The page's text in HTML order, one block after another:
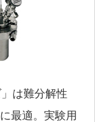
は難分解性
最適。実験用